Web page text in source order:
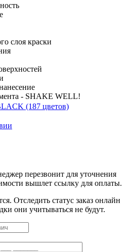
слоя краски
- SHAKE WELL!
(187 цветов)
перезвонит для уточнения
вышлет ссылку для оплаты.
Отследить статус заказ онлайн
они учитываться не будут.